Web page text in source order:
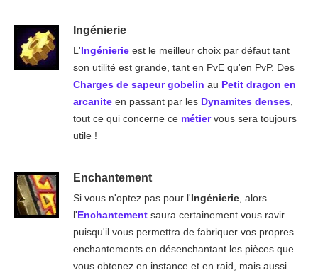
Ingénierie
L'Ingénierie est le meilleur choix par défaut tant
son utilité est grande, tant en PvE qu'en PvP. Des
Charges de sapeur gobelin au Petit dragon en
arcanite en passant par les Dynamites denses,
tout ce qui concerne ce métiervous sera toujours
utile !
Enchantement
Si vous n'optez pas pour l'Ingénierie, alors
l'Enchantement saura certainement vous ravir
puisqu'il vous permettra de fabriquer vos propres
enchantements en désenchantant les pièces que
vous obtenez en instance et en raid, mais aussi